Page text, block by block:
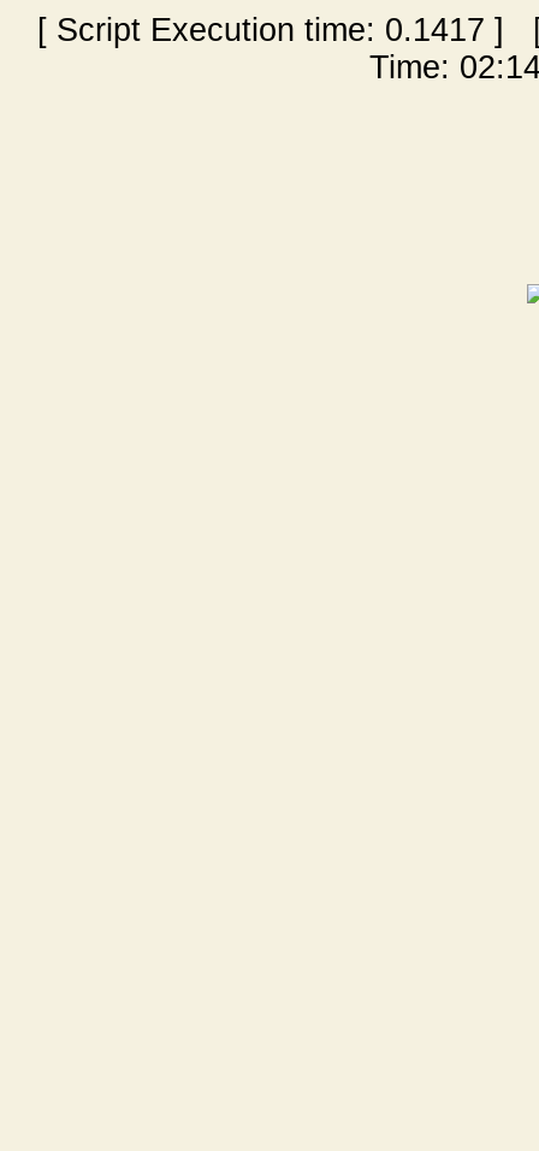
[ Script Execution time: 0.1417 ] [
Time: